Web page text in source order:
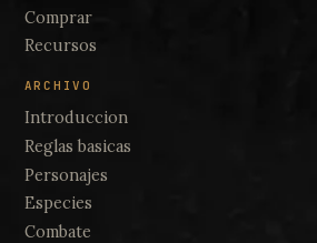
Comprar
Recursos
ARCHIVO
Introduccion
Reglas basicas
Personajes
Especies
Combate